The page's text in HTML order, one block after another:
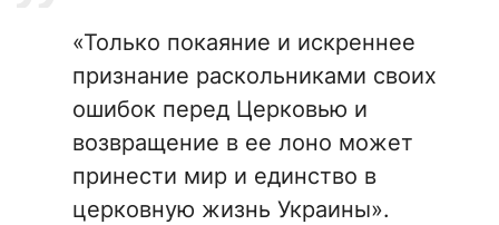
«Только покаяние и искреннее
признание раскольниками своих
ошибок перед Церковью и
возвращение в ее лоно может
принести мир и единство в
церковную жизнь Украины».